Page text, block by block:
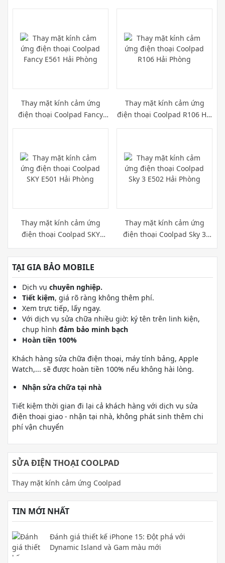
Thay mặt kính cảm ứng
điện thoại Coolpad Fancy
Thay mặt kính cảm ứng
điện thoại Coolpad R106 Hải
Thay mặt kính cảm ứng
điện thoại Coolpad SKY
Thay mặt kính cảm ứng
điện thoại Coolpad Sky 3
TẠI GIA BẢO MOBILE
Dịch vụ chuyên nghiệp.
Tiết kiệm, giá rõ ràng không thêm phí.
Xem trực tiếp, lấy ngay.
Với dịch vụ sửa chữa nhiều giờ: ký tên trên linh kiện,
chụp hình đảm bảo minh bạch
Hoàn tiền 100%
Khách hàng sửa chữa điện thoại, máy tính bảng, Apple
Watch,... sẽ được hoàn tiền 100% nếu không hài lòng.
Nhận sửa chữa tại nhà
Tiết kiệm thời gian đi lại cả khách hàng với dịch vụ sửa
điện thoại giao - nhận tại nhà, không phát sinh thêm chi
phí vận chuyển
SỬA ĐIỆN THOẠI COOLPAD
Thay mặt kính cảm ứng Coolpad
TIN MỚI NHẤT
Đánh giá thiết kế iPhone 15: Đột phá với
Dynamic Island và Gam màu mới